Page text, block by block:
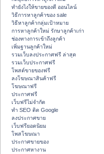
ทํายังไงให้ขายของดี ออนไลน์
วิธีการหาลูกค้าของ sale
วิธีหาลูกค้ากลุ่มเป้าหมาย
การหาลูกค้าใหม่ รักษาลูกค้าเก่า
ช่องทางการเข้าถึงลูกค้า
เพิ่มฐานลูกค้าใหม่
รวมเว็บลงประกาศฟรี ล่าสุด
รวมเว็บประกาศฟรี
โพสต์ขายของฟรี
ลงโฆษณาสินค้าฟรี
โฆษณาฟรี
ประกาศฟรี
เว็บฟรีไม่จำกัด
ทำ SEO ติด Google
ลงประกาศขาย
เว็บฟรียอดนิยม
โพสโฆษณา
ประกาศขายของ
ประกาศหางาน